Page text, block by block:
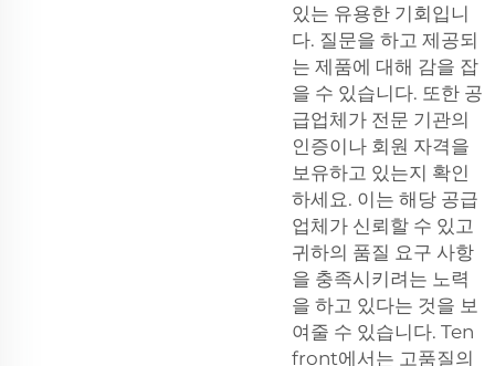
있는 유용한 기회입니
다. 질문을 하고 제공되
는 제품에 대해 감을 잡
을 수 있습니다. 또한 공
급업체가 전문 기관의
인증이나 회원 자격을
보유하고 있는지 확인
하세요. 이는 해당 공급
업체가 신뢰할 수 있고
귀하의 품질 요구 사항
을 충족시키려는 노력
을 하고 있다는 것을 보
여줄 수 있습니다. Ten
front에서는 고품질의